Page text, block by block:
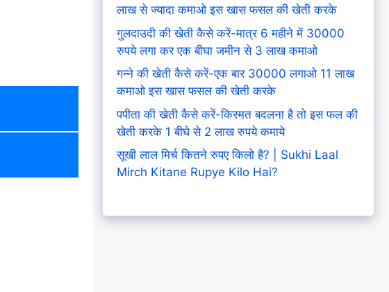
लाख से ज्यादा कमाओ इस खास फसल की खेती करके
गुलदाउदी की खेती कैसे करें-मात्र 6 महीने में 30000
रुपये लगा कर एक बीघा जमीन से 3 लाख कमाओ
गन्ने की खेती कैसे करें-एक बार 30000 लगाओ 11 लाख
कमाओ इस खास फसल की खेती करके
पपीता की खेती कैसे करें-किस्मत बदलना है तो इस फल की
खेती करके 1 बीघे से 2 लाख रुपये कमाये
सूखी लाल मिर्च कितने रुपए किलो है? | Sukhi Laal
Mirch Kitane Rupye Kilo Hai?